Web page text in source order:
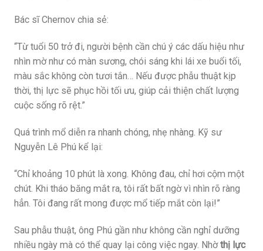
Bác sĩ Chernov chia sẻ:
“Từ tuổi 50 trở đi, người bệnh cần chú ý các dấu hiệu như
nhìn mờ như có màn sương, chói sáng khi lái xe buổi tối,
màu sắc không còn tươi tắn… Nếu được phẫu thuật kịp
thời, thị lực sẽ phục hồi tối ưu, giúp cải thiện chất lượng
cuộc sống rõ rệt.”
Quá trình mổ diễn ra nhanh chóng, nhẹ nhàng. Kỹ sư
Nguyễn Lê Phú kể lại:
“Chỉ khoảng 10 phút là xong. Không đau, chỉ hơi cộm một
chút. Khi tháo băng mắt ra, tôi rất bất ngờ vì nhìn rõ ràng
hẳn. Tôi đang rất mong được mổ tiếp mắt còn lại!”
Sau phẫu thuật, ông Phú gần như không cần nghỉ dưỡng
nhiều ngày mà có thể quay lại công việc ngay. Nhờthị lực